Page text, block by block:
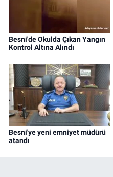
Besni'de Okulda Çıkan Yangın
Kontrol Altına Alındı
Besni'ye yeni emniyet müdürü
atandı